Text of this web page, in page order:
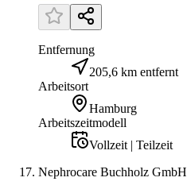
Entfernung
205,6 km entfernt
Arbeitsort
Hamburg
Arbeitszeitmodell
Vollzeit | Teilzeit
Nephrocare Buchholz GmbH